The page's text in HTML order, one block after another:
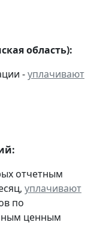
область):
-уплачивают
отчетным
уплачивают
по
ценным